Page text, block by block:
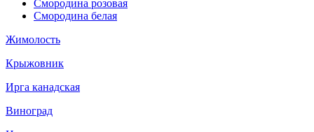
Смородина розовая
Смородина белая
Жимолость
Крыжовник
Ирга канадская
Виноград